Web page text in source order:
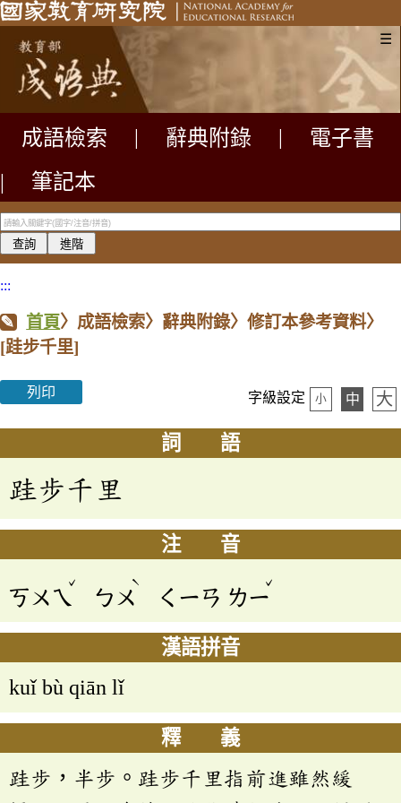
☰
成語檢索 辭典附錄
電子書
|
筆記本
:::
首頁〉成語檢索〉辭典附錄〉修訂本參考資料〉
[跬步千里]
列印 字級設定 小 中 大
詞 語
跬步千里
注 音
ㄎㄨㄟ
ˇ
ㄅㄨ
ˋ
ㄑㄧㄢ ㄌㄧ
ˇ
漢語拼音
kuǐ bù qiān lǐ
釋 義
跬步，半步。跬步千里指前進雖然緩